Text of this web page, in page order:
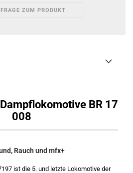
FRAGE ZUM PRODUKT
BR 17
008
Rauch und mfx+
ist die 5. und letzte Lokomotive der